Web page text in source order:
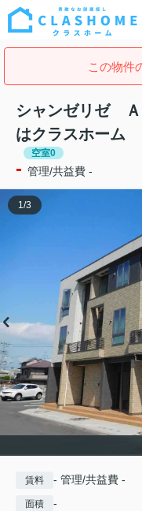
この物件
シャンゼリゼ
はクラスホーム
空室0
- 管理/共益費 -
1/3
賃料 - 管理/共益費 -
面積 -